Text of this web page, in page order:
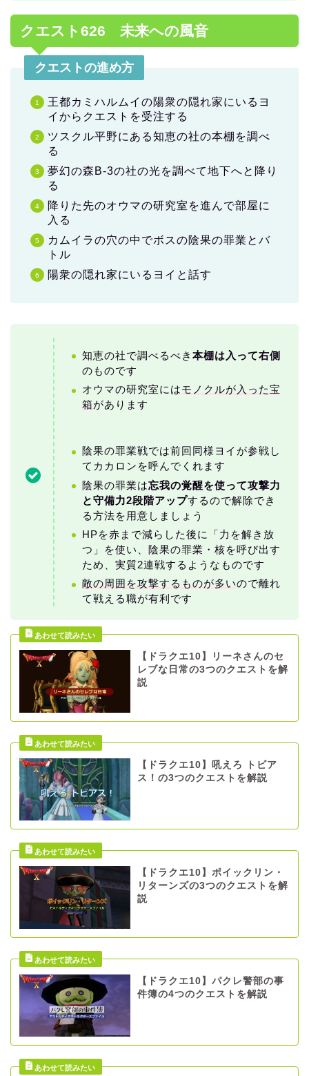
クエスト626 未来への風音
クエストの進め方
王都カミハルムイの陽衆の隠れ家にいるヨ
イからクエストを受注する
ツスクル平野にある知恵の社の本棚を調べ
る
夢幻の森B-3の社の光を調べて地下へと降り
る
降りた先のオウマの研究室を進んで部屋に
入る
カムイラの穴の中でボスの陰果の罪業とバ
トル
陽衆の隠れ家にいるヨイと話す
知恵の社で調べるべき 本棚は入って右側
のものです
オウマの研究室にはモノクルが入った宝
箱があります
陰果の罪業戦では前回同様ヨイが参戦し
てカカロンを呼んでくれます
陰果の罪業は忘我の覚醒を使って攻撃力
と守備力2段階アップするので解除でき
る方法を用意しましょう
HPを赤まで減らした後に「力を解き放
つ」を使い、陰果の罪業・核を呼び出す
ため、実質2連戦するようなものです
敵の周囲を攻撃するものが多いので離れ
て戦える職が有利です
【ドラクエ10】リーネさんのセ
レブな日常の3つのクエストを解
説
【ドラクエ10】吼えろ トビア
ス！の3つのクエストを解説
【ドラクエ10】ポイックリン・
リターンズの3つのクエストを解
説
【ドラクエ10】パクレ警部の事
件簿の4つのクエストを解説